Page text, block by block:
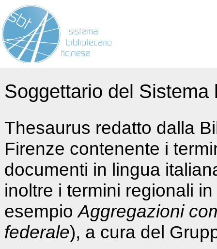
Soggettario del
Thesaurus redatto dalla
Firenze contenente i
documenti in lingua
inoltre i termini regionali
esempioAggregazioni
federale), a cura del